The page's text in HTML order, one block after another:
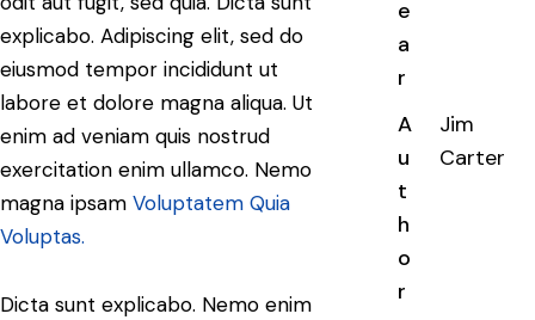
explicabo. Adipiscing elit, sed do
eiusmod tempor incididunt ut
labore et dolore magna aliqua. Ut
enim ad veniam quis nostrud
exercitation enim ullamco. Nemo
magna ipsam Voluptatem Quia
Voluptas.
Dicta sunt explicabo. Nemo enim
e
a
r
A
u
t
h
o
r
Jim
Carter